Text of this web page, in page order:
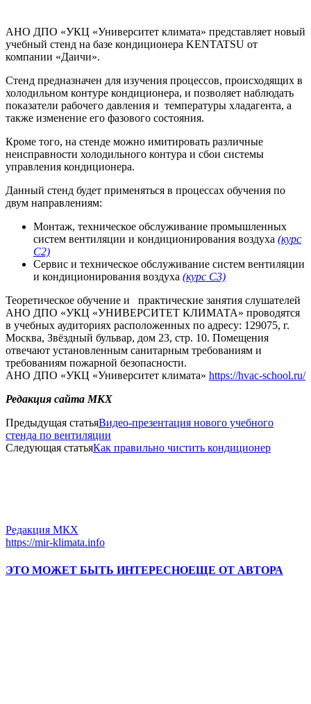
АНО ДПО «УКЦ «Университет климата» представляет новый
учебный стенд на базе кондиционера KENTATSU от
компании «Даичи».
Стенд предназначен для изучения процессов, происходящих в
холодильном контуре кондиционера, и позволяет наблюдать
показатели рабочего давления и температуры хладагента, а
также изменение его фазового состояния.
Кроме того, на стенде можно имитировать различные
неисправности холодильного контура и сбои системы
управления кондиционера.
Данный стенд будет применяться в процессах обучения по
двум направлениям:
Монтаж, техническое обслуживание промышленных
систем вентиляции и кондиционирования воздуха (курс
С2)
Сервис и техническое обслуживание систем вентиляции
и кондиционирования воздуха (курс С3)
Теоретическое обучение и практические занятия слушателей
АНО ДПО «УКЦ «УНИВЕРСИТЕТ КЛИМАТА» проводятся
в учебных аудиториях расположенных по адресу: 129075, г.
Москва, Звёздный бульвар, дом 23, стр. 10. Помещения
отвечают установленным санитарным требованиям и
требованиям пожарной безопасности.
АНО ДПО «УКЦ «Университет климата» https://hvac-school.ru/
Редакция сайта МКХ
Предыдущая статьяВидео-презентация нового учебного
стенда по вентиляции
Следующая статьяКак правильно чистить кондиционер
Редакция МКХ
https://mir-klimata.info
ЭТО МОЖЕТ БЫТЬ ИНТЕРЕСНОЕЩЕ ОТ АВТОРА